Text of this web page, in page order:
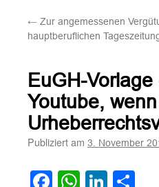
springen
← Zur angemessenen
hauptberuflichen
EuGH-
Youtube,
Publiziert am 3. November
Facebook